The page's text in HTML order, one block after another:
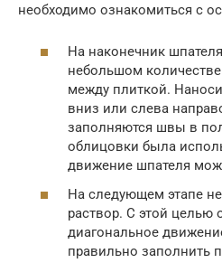
необходимо ознакомиться с
На наконечник
небольшом
между плиткой.
вниз или слева
заполняются швы в
облицовки была
движение шпателя
На следующем этапе
раствор. С этой целью
диагональное
правильно заполнить